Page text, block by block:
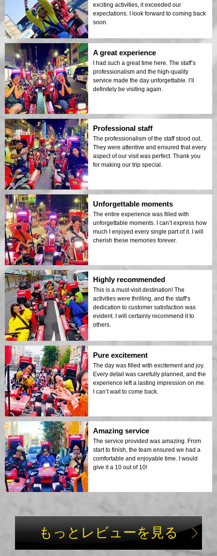
exciting activities, it exceeded our
expectations. I look forward to coming back
soon.
A great experience
I had such a great time here. The staff’s
professionalism and the high-quality
service made the day unforgettable. I’ll
definitely be visiting again.
Professional staff
The professionalism of the staff stood out.
They were attentive and ensured that every
aspect of our visit was perfect. Thank you
for making our trip special.
Unforgettable moments
The entire experience was filled with
unforgettable moments. I can’t express how
much I enjoyed every single part of it. I will
cherish these memories forever.
Highly recommended
This is a must-visit destination! The
activities were thrilling, and the staff’s
dedication to customer satisfaction was
evident. I will certainly recommend it to
others.
Pure excitement
The day was filled with excitement and joy.
Every detail was carefully planned, and the
experience left a lasting impression on me.
I can’t wait to come back.
Amazing service
The service provided was amazing. From
start to finish, the team ensured we had a
comfortable and enjoyable time. I would
give it a 10 out of 10!
もっとレビューを見る